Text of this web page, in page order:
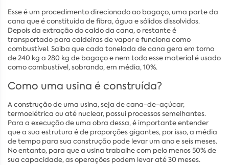
Esse é um procedimento direcionado ao bagaço, uma parte da
cana que é constituída de fibra, água e sólidos dissolvidos.
Depois da extração do caldo da cana, o restante é
transportado para caldeiras de vapor e funciona como
combustível. Saiba que cada tonelada de cana gera em torno
de 240 kg a 280 kg de bagaço e nem todo esse material é usado
como combustível, sobrando, em média, 10%.
Como uma usina é construída?
A construção de uma usina, seja de cana-de-açúcar,
termoelétrica ou até nuclear, possui processos semelhantes.
Para a execução de uma obra dessa, é importante entender
que a sua estrutura é de proporções gigantes, por isso, a média
de tempo para sua construção pode levar um ano e seis meses.
No entanto, para que a usina trabalhe com pelo menos 50% de
sua capacidade, as operações podem levar até 30 meses.